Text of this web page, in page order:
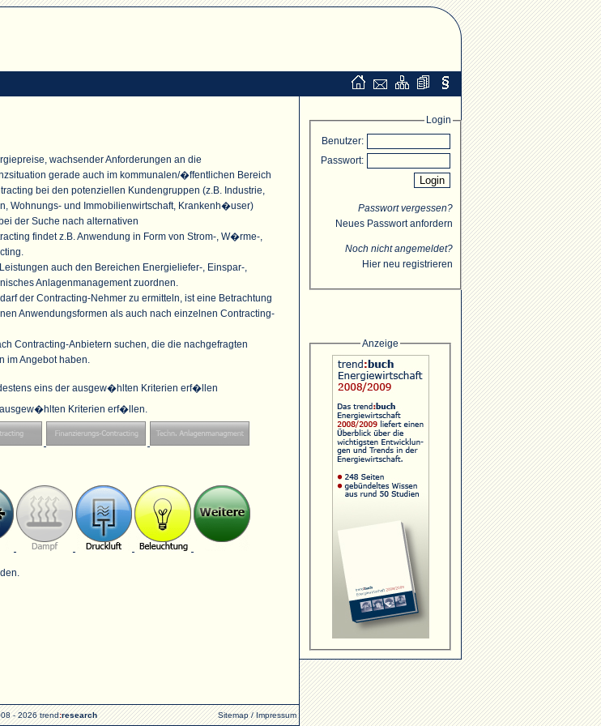
wachsender Anforderungen an die
gerade auch im kommunalen/�ffentlichen Bereich
bei den potenziellen Kundengruppen (z.B. Industrie,
Wohnungs- und Immobilienwirtschaft, Krankenh�user)
der Suche nach alternativen
findet z.B. Anwendung in Form von Strom-, W�rme-,
auch den Bereichen Energieliefer-, Einspar-,
Anlagenmanagement zuordnen.
der Contracting-Nehmer zu ermitteln, ist eine Betrachtung
Anwendungsformen als auch nach einzelnen Contracting-
Contracting-Anbietern suchen, die die nachgefragten
im Angebot haben.
eins der ausgew�hlten Kriterien erf�llen
Kriterien erf�llen.
Login
Benutzer:
Passwort:
Passwort vergessen?
Neues Passwort anfordern
Noch nicht angemeldet?
Hier neu registrieren
Anzeige
- 2026 trend:research Sitemap/Impressum